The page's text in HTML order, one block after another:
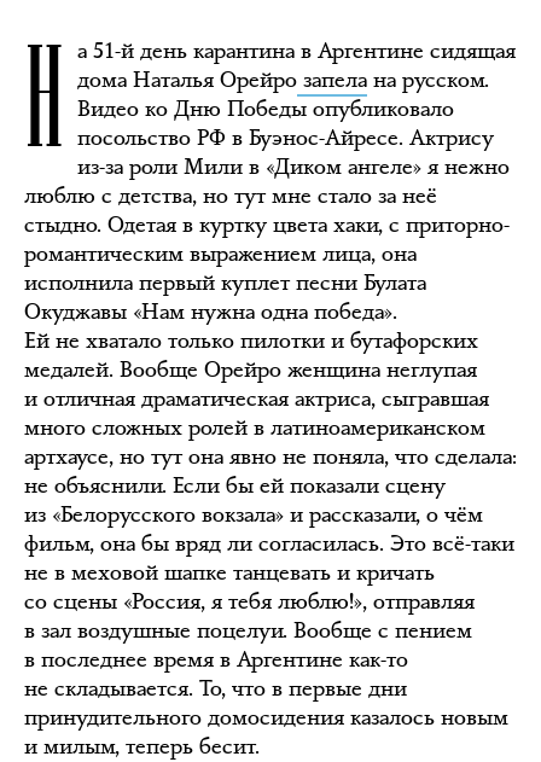
Н а 51-й день карантина в Аргентине сидящая
дома Наталья Орейро запела на русском.
Видео ко Дню Победы опубликовало
посольство РФ в Буэнос-Айресе. Актрису
из-за роли Мили в «Диком ангеле» я нежно
люблю с детства, но тут мне стало за неё
стыдно. Одетая в куртку цвета хаки, с приторно-
романтическим выражением лица, она
исполнила первый куплет песни Булата
Окуджавы «Нам нужна одна победа».
Ей не хватало только пилотки и бутафорских
медалей. Вообще Орейро женщина неглупая
и отличная драматическая актриса, сыгравшая
много сложных ролей в латиноамериканском
артхаусе, но тут она явно не поняла, что сделала:
не объяснили. Если бы ей показали сцену
из «Белорусского вокзала» и рассказали, о чём
фильм, она бы вряд ли согласилась. Это всё-таки
не в меховой шапке танцевать и кричать
со сцены «Россия, я тебя люблю!», отправляя
в зал воздушные поцелуи. Вообще с пением
в последнее время в Аргентине как-то
не складывается. То, что в первые дни
принудительного домосидения казалось новым
и милым, теперь бесит.